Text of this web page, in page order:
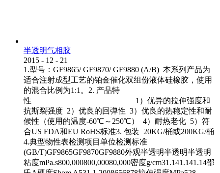
半透明气相胶
2015 - 12 - 21
1.型号：GF9865/ GF9870/ GF9880 (A/B) 本系列产品为
适合注射成型工艺的铂金催化双组份液体硅橡胶，使用
的混合比例为1:1。2. 产品特
性 1）优异的拉伸强度和
抗斯裂强度 2）优良的回弹性 3）优良的热稳定性和耐
候性（使用的温度-60℃～250℃） 4）耐热老化 5）符
合US FDA和EU RoHS标准3. 包装 20KG/桶或200KG/桶
4.典型物性表检测项目单位检测标准
(GB/T)GF9865GF9870GF9880外观半透明半透明半透明
粘度mPa.s800,000800,00080,000密度g/cm31.141.141.14邵